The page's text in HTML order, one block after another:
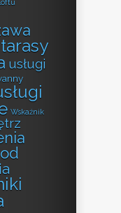
tarasy
usługi
Wskaźnik